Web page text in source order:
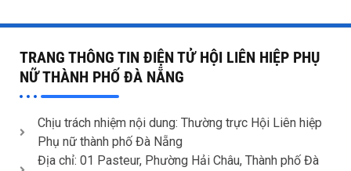
TRANG THÔNG TIN ĐIỆN TỬ HỘI LIÊN HIỆP PHỤ
NỮ THÀNH PHỐ ĐÀ NẴNG
Chịu trách nhiệm nội dung: Thường trực Hội Liên hiệp
Phụ nữ thành phố Đà Nẵng
Địa chỉ: 01 Pasteur, Phường Hải Châu, Thành phố Đà